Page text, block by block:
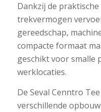
Dankzij de
trekvermogen
gereedschap,
compacte formaat
geschikt voor smalle
werklocaties.
De Seval Cenntro
verschillende